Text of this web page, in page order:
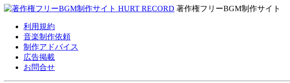
著作権フリーBGM制作サイト
利用規約
音楽制作依頼
制作アドバイス
広告掲載
お問合せ